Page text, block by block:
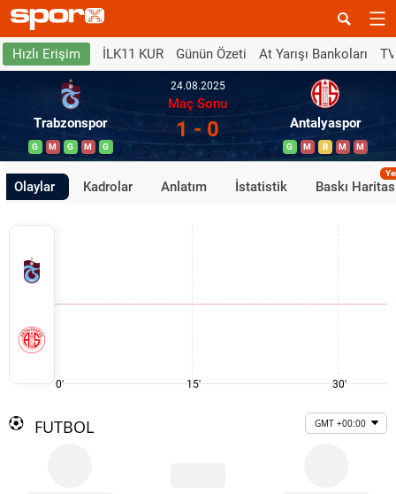
Hızlı Erişim İLK11 KUR Günün Özeti At Yarışı Bankoları
Trabzonspor
G M G M G
24.08.2025
Maç Sonu
1 - 0 Antalyaspor
G M B M M
Olaylar Kadrolar Anlatım İstatistik Baskı
0' 15' 30'
FUTBOL GMT +00:00